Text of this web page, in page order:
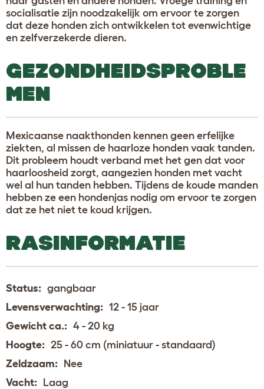
socialisatie zijn noodzakelijk om ervoor te zorgen
dat deze honden zich ontwikkelen tot evenwichtige
en zelfverzekerde dieren.
GEZONDHEIDSPROBLE
MEN
Mexicaanse naakthonden kennen geen erfelijke
ziekten, al missen de haarloze honden vaak tanden.
Dit probleem houdt verband met het gen dat voor
haarloosheid zorgt, aangezien honden met vacht
wel al hun tanden hebben. Tijdens de koude manden
hebben ze een hondenjas nodig om ervoor te zorgen
dat ze het niet te koud krijgen.
RASINFORMATIE
Status: gangbaar
Levensverwachting: 12 - 15 jaar
Gewicht ca.: 4 - 20 kg
Hoogte: 25 - 60 cm (miniatuur - standaard)
Zeldzaam: Nee
Vacht: Laag